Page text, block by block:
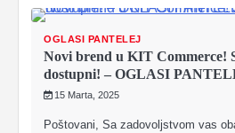
OGLASI PANTELEJ
Novi brend u KIT Commerce!
dostupni! – OGLASI
15 Marta, 2025
Poštovani, Sa zadovoljstvom vas